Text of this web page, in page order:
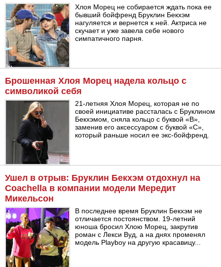
Хлоя Морец не собирается ждать пока ее
бывший бойфренд Бруклин Бекхэм
нагуляется и вернется к ней. Актриса не
скучает и уже завела себе нового
симпатичного парня.
Брошенная Хлоя Морец надела кольцо с
символикой себя
21-летняя Хлоя Морец, которая не по
своей инициативе рассталась с Бруклином
Бекхэмом, сняла кольцо с буквой «B»,
заменив его аксессуаром с буквой «С»,
который раньше носил ее экс-бойфренд.
Ушел в отрыв: Бруклин Бекхэм отдохнул на
Coachella в компании модели Мередит
Микельсон
В последнее время Бруклин Бекхэм не
отличается постоянством. 19-летний
юноша бросил Хлою Морец, закрутив
роман с Лекси Вуд, а на днях променял
модель Playboy на другую красавицу...